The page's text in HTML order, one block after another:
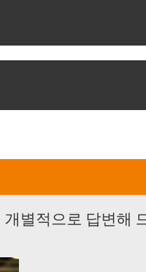
별적으로 답변해